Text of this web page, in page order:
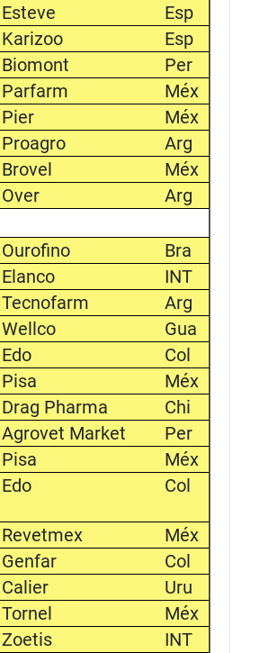
Esteve
Esp
Karizoo
Esp
Biomont
Per
Parfarm
Méx
Pier
Méx
Proagro
Arg
Brovel
Méx
Over Arg
Ourofino
Bra
Elanco
INT
Tecnofarm
Arg
Wellco
Gua
Edo
Col
Pisa
Méx
Drag Pharma
Chi
Agrovet Market
Per
Pisa
Méx
Edo Col
Revetmex
Méx
Genfar
Col
Calier
Uru
Tornel
Méx
Zoetis
INT